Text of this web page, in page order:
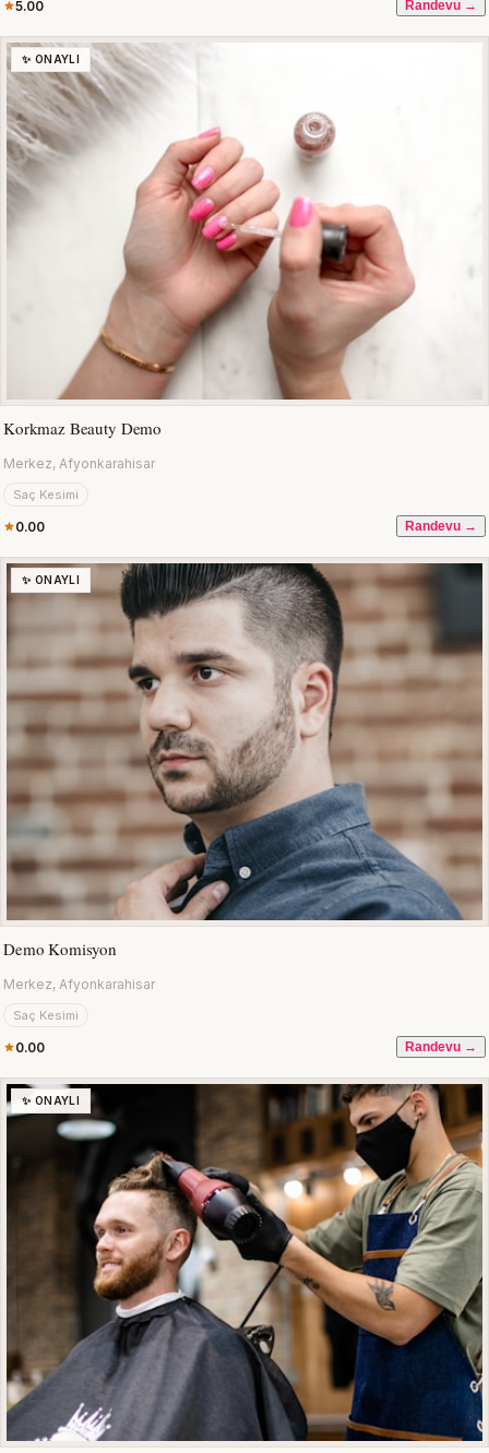
5.00 Randevu →
✨ ONAYLI
Korkmaz Beauty Demo
Merkez, Afyonkarahisar
Saç Kesimi
0.00 Randevu →
✨ ONAYLI
Demo Komisyon
Merkez, Afyonkarahisar
Saç Kesimi
0.00 Randevu →
✨ ONAYLI